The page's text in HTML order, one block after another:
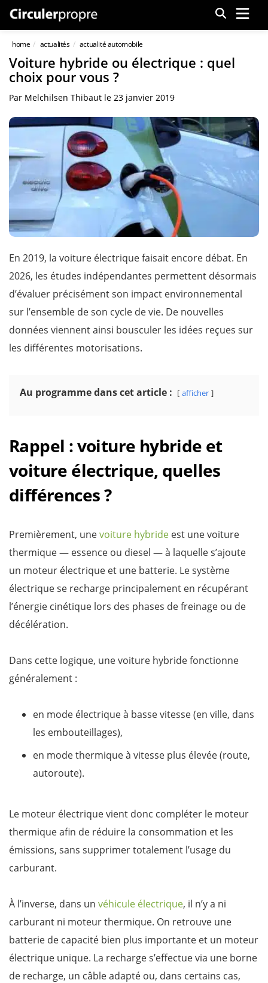
Menu
home actualités actualité automobile
Voiture hybride ou électrique : quel
choix pour vous ?
Par Melchilsen Thibaut le 23 janvier 2019
En 2019, la voiture électrique faisait encore débat. En
2026, les études indépendantes permettent désormais
d’évaluer précisément son impact environnemental
sur l’ensemble de son cycle de vie. De nouvelles
données viennent ainsi bousculer les idées reçues sur
les différentes motorisations.
Au programme dans cet article : afficher
Rappel : voiture hybride et
voiture électrique, quelles
différences ?
Premièrement, unevoiture hybride est une voiture
thermique — essence ou diesel — à laquelle s’ajoute
un moteur électrique et une batterie. Le système
électrique se recharge principalement en récupérant
l’énergie cinétique lors des phases de freinage ou de
décélération.
Dans cette logique, une voiture hybride fonctionne
généralement :
en mode électrique à basse vitesse (en ville, dans
les embouteillages),
en mode thermique à vitesse plus élevée (route,
autoroute).
Le moteur électrique vient donc compléter le moteur
thermique afin de réduire la consommation et les
émissions, sans supprimer totalement l’usage du
carburant.
À l’inverse, dans un véhicule électrique, il n’y a ni
carburant ni moteur thermique. On retrouve une
batterie de capacité bien plus importante et un moteur
électrique unique. La recharge s’effectue via une borne
de recharge, un câble adapté ou, dans certains cas,